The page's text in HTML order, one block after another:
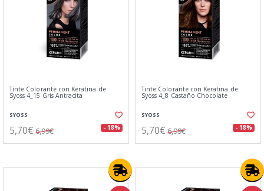
Tinte Colorante con Keratina de
Syoss 4_15 Gris Antracita
SYOSS
5,70€ 6,99€ - 18%
Tinte Colorante con Keratina de
Syoss 4_8 Castaño Chocolate
SYOSS
5,70€ 6,99€ - 18%